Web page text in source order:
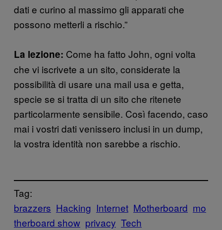
dati e curino al massimo gli apparati che
possono metterli a rischio.”
La lezione: Come ha fatto John, ogni volta
che vi iscrivete a un sito, considerate la
possibilità di usare una mail usa e getta,
specie se si tratta di un sito che ritenete
particolarmente sensibile. Così facendo, caso
mai i vostri dati venissero inclusi in un dump,
la vostra identità non sarebbe a rischio.
Tag:
brazzers Hacking Internet Motherboard mo
therboard show privacy Tech